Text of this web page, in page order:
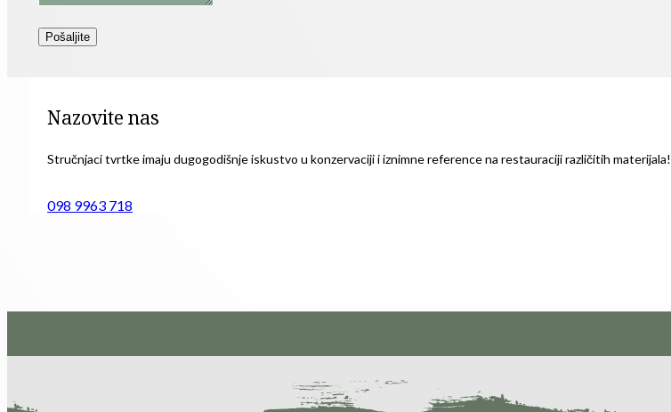
Pošaljite
Nazovite nas
Stručnjaci tvrtke imaju dugogodišnje iskustvo u konzervaciji i iznimne reference na restauraciji različitih materijala!
098 9963 718